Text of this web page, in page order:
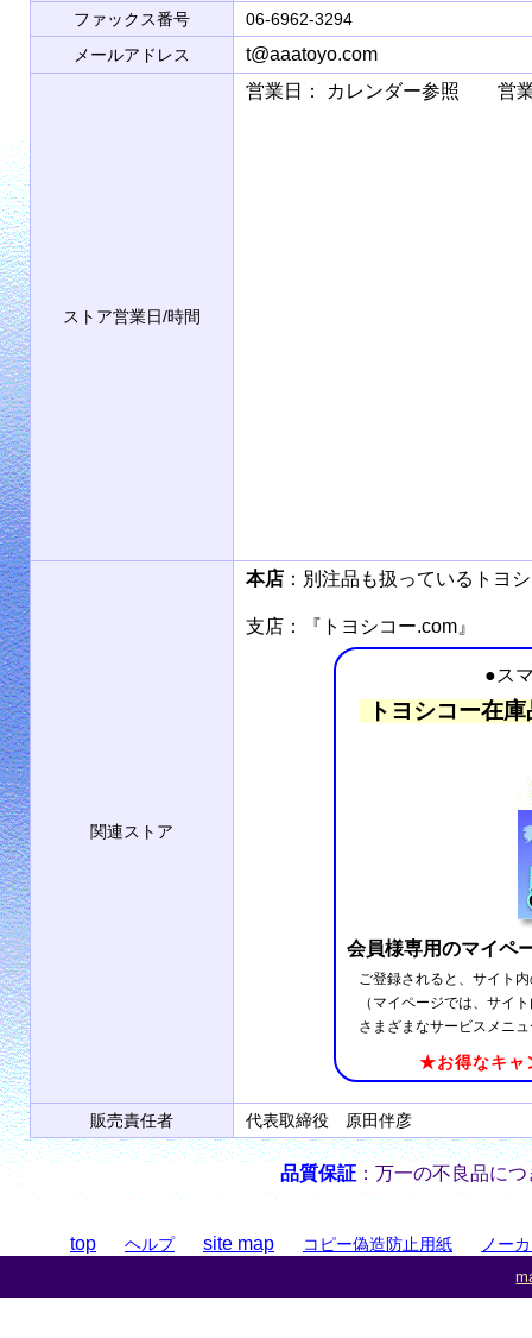
ファックス番号
06-6962-3294
メールアドレス
t@aaatoyo.com
ストア営業日/時間
営業日： カレンダー参照 営業
関連ストア
本店 ：別注品も扱っているト
支店：『トヨシコー.com』
●ス
トヨシコー在
会員様専用のマイペ
ご登録されると、サイト
（マイページでは、サイ
さまざまなサービスメニ
★お得なキャ
販売責任者 代表取締役 原田伴彦
品質保証 ：万一の不良品に
top ヘルプ site map コピー偽造防止用紙 ノー